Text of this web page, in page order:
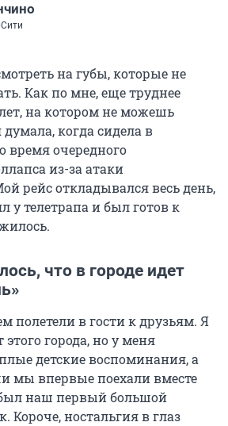
на губы, которые не
Как по мне, еще труднее
на котором не можешь
думала, когда сидела в
время очередного
из-за атаки
рейс откладывался весь день,
у телетрапа и был готов к
что в городе идет
полетели в гости к друзьям. Я
города, но у меня
детские воспоминания, а
мы впервые поехали вместе
наш первый большой
Короче, ностальгия в глаз